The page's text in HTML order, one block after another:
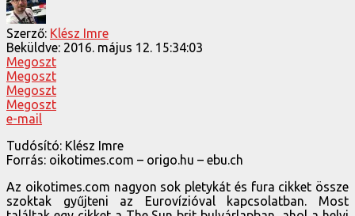
Szerző: Klész Imre
Beküldve: 2016. május 12. 15:34:03
Megoszt
Megoszt
Megoszt
Megoszt
e-mail
Tudósító: Klész Imre
Forrás: oikotimes.com – origo.hu – ebu.ch
Az oikotimes.com nagyon sok pletykát és fura cikket össze
szoktak gyűjteni az Eurovízióval kapcsolatban. Most